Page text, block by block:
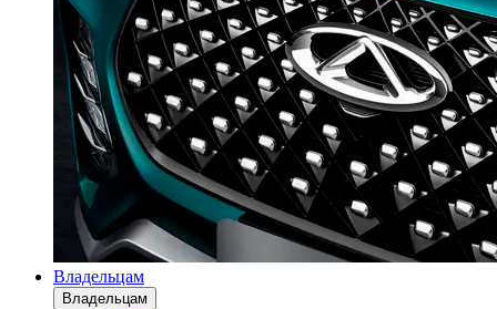
Владельцам
Владельцам